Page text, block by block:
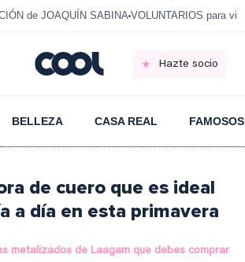
de JOAQUÍN SABINA VOLUNTARIOS para
Hazte socio
BELLEZA CASA REAL FAMOSOS
de cuero que es ideal
a día en esta primavera
metalizados de Laagam que debes comprar